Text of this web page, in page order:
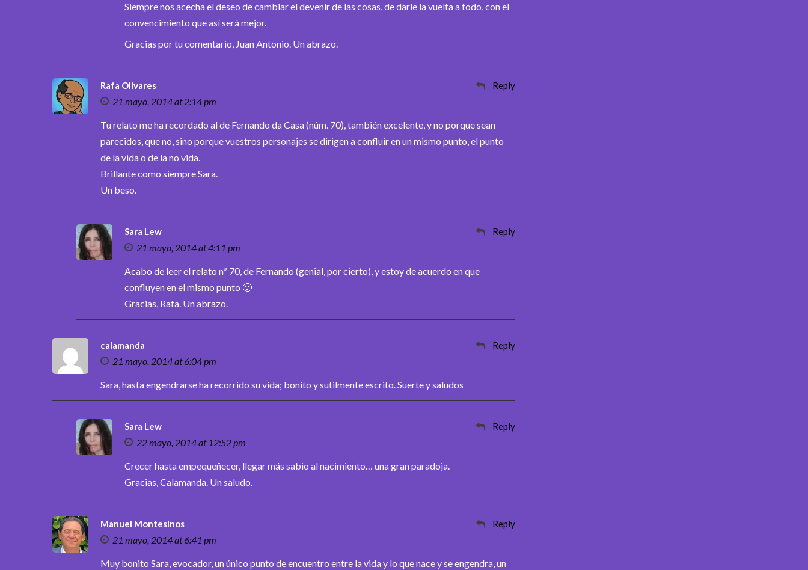
Siempre nos acecha el deseo de cambiar el devenir de las cosas, de darle la vuelta a todo, con el
convencimiento que así será mejor.
Gracias por tu comentario, Juan Antonio. Un abrazo.
Rafa Olivares
21 mayo, 2014 at 2:14 pm
Reply
Tu relato me ha recordado al de Fernando da Casa (núm. 70), también excelente, y no porque sean
parecidos, que no, sino porque vuestros personajes se dirigen a confluir en un mismo punto, el punto
de la vida o de la no vida.
Brillante como siempre Sara.
Un beso.
Sara Lew
21 mayo, 2014 at 4:11 pm
Reply
Acabo de leer el relato nº 70, de Fernando (genial, por cierto), y estoy de acuerdo en que
confluyen en el mismo punto 🙂
Gracias, Rafa. Un abrazo.
calamanda
21 mayo, 2014 at 6:04 pm
Reply
Sara, hasta engendrarse ha recorrido su vida; bonito y sutilmente escrito. Suerte y saludos
Sara Lew
22 mayo, 2014 at 12:52 pm
Reply
Crecer hasta empequeñecer, llegar más sabio al nacimiento… una gran paradoja.
Gracias, Calamanda. Un saludo.
Manuel Montesinos
21 mayo, 2014 at 6:41 pm
Reply
Muy bonito Sara, evocador, un único punto de encuentro entre la vida y lo que nace y se engendra, un